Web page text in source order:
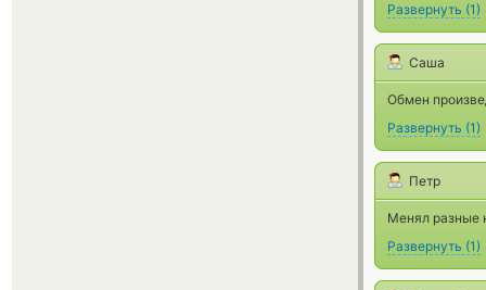
Развернуть (1)
Саша
Обмен
Развернуть (1)
Петр
Менял разные
Развернуть (1)